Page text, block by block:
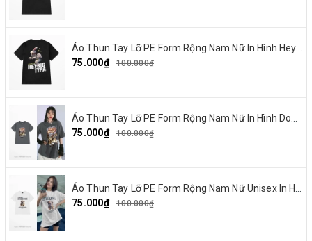
75.000₫
100.000₫
75.000₫
100.000₫
75.000₫
100.000₫